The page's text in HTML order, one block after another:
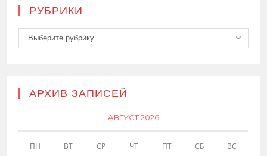
РУБРИКИ
Рубрики
Выберите рубрику
АРХИВ ЗАПИСЕЙ
АВГУСТ 2026
ПН ВТ СР ЧТ ПТ СБ ВС